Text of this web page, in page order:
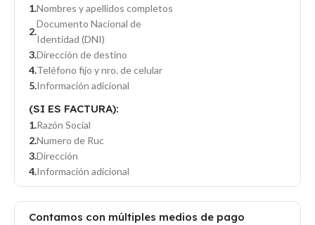
Nombres y apellidos completos
Documento Nacional de
Identidad (DNI)
Dirección de destino
Teléfono fijo y nro. de celular
Información adicional
(SI ES FACTURA):
Razón Social
Numero de Ruc
Dirección
Información adicional
Contamos con múltiples medios de pago